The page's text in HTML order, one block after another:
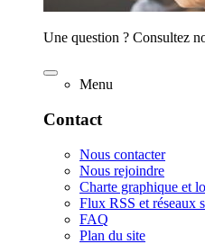
Une question ? Consultez
Menu
Contact
Nous contacter
Nous rejoindre
Charte graphique et
Flux RSS et réseaux
FAQ
Plan du site